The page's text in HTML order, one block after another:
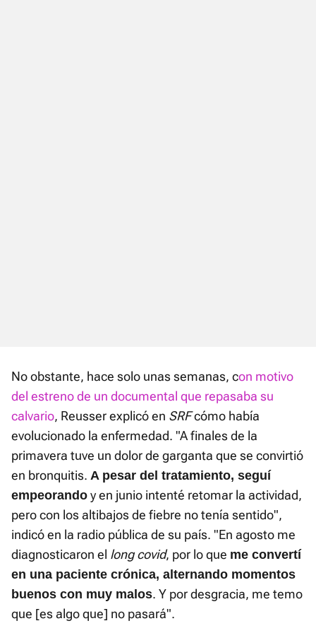
No obstante, hace solo unas semanas, con motivo
del estreno de un documental que repasaba su
calvario, Reusser explicó en SRFcómo había
evolucionado la enfermedad. "A finales de la
primavera tuve un dolor de garganta que se convirtió
en bronquitis. A pesar del tratamiento, seguí
empeorando y en junio intenté retomar la actividad,
pero con los altibajos de fiebre no tenía sentido",
indicó en la radio pública de su país. "En agosto me
diagnosticaron el long covid, por lo que me convertí
en una paciente crónica, alternando momentos
buenos con muy malos. Y por desgracia, me temo
que [es algo que] no pasará".